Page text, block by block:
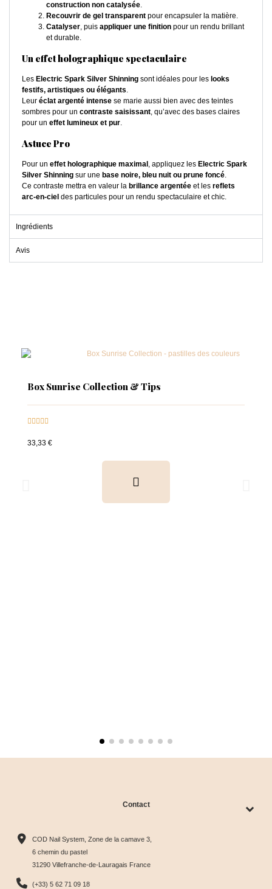
construction non catalysée.
Recouvrir de gel transparent pour encapsuler la matière.
Catalyser, puis appliquer une finition pour un rendu brillant
et durable.
Un effet holographique spectaculaire
Les Electric Spark Silver Shinning sont idéales pour les looks
festifs, artistiques ou élégants.
Leur éclat argenté intense se marie aussi bien avec des teintes
sombres pour un contraste saisissant, qu’avec des bases claires
pour un effet lumineux et pur.
Astuce Pro
Pour un effet holographique maximal , appliquez les Electric Spark
Silver Shinning sur une base noire, bleu nuit ou prune foncé.
Ce contraste mettra en valeur la brillance argentée et les reflets
arc-en-ciel des particules pour un rendu spectaculaire et chic.
Ingrédients
Avis
Box Sunrise Collection & Tips

33,33 €
Contact
COD Nail System, Zone de la camave 3,
6 chemin du pastel
31290 Villefranche-de-Lauragais France
(+33) 5 62 71 09 18